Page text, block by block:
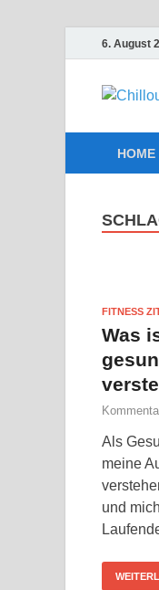
6. August
HOME
FITNESS
Was
Als
meine
und